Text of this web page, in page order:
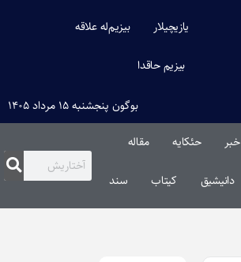
یازیچیلار بیزیم‌له علاقه
بیزیم حاقدا
بوگون پنجشنبه ۱۵ مرداد ۱۴۰۵
خبر حئکایه مقاله‌
دانیشیق کیتاب سند